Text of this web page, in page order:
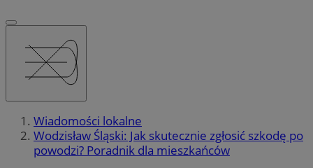
Wiadomości lokalne
Wodzisław Śląski: Jak skutecznie zgłosić szkodę po
powodzi? Poradnik dla mieszkańców